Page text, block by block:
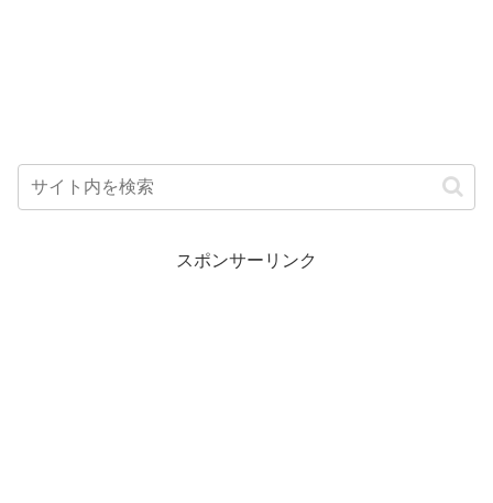
スポンサーリンク